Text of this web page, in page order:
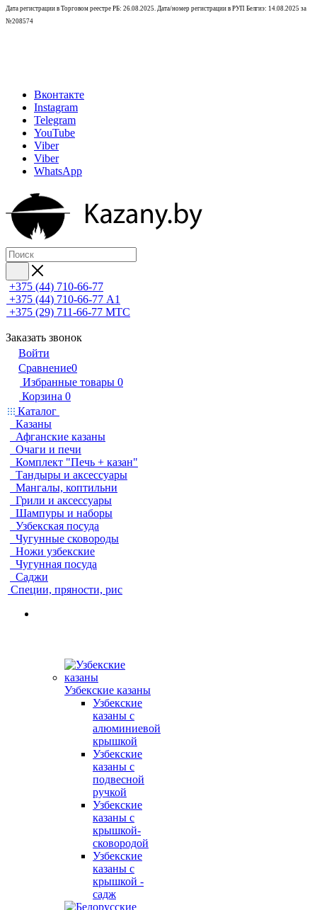
Дата регистрации в Торговом реестре РБ: 26.08.2025. Дата/номер регистрации в РУП Белгиэ: 14.08.2025 за
№208574
Вконтакте
Instagram
Telegram
YouTube
Viber
Viber
WhatsApp
+375 (44) 710-66-77
+375 (44) 710-66-77 А1
+375 (29) 711-66-77 МТС
Заказать звонок
Войти
Сравнение0
Избранные товары 0
Корзина 0
Каталог
Казаны
Афганские казаны
Очаги и печи
Комплект "Печь + казан"
Тандыры и аксессуары
Мангалы, коптильни
Грили и аксессуары
Шампуры и наборы
Узбекская посуда
Чугунные сковороды
Ножи узбекские
Чугунная посуда
Саджи
Специи, пряности, рис
Узбекские казаны
Узбекские
казаны с
алюминиевой
крышкой
Узбекские
казаны с
подвесной
ручкой
Узбекские
казаны с
крышкой-
сковородой
Узбекские
казаны с
крышкой -
садж